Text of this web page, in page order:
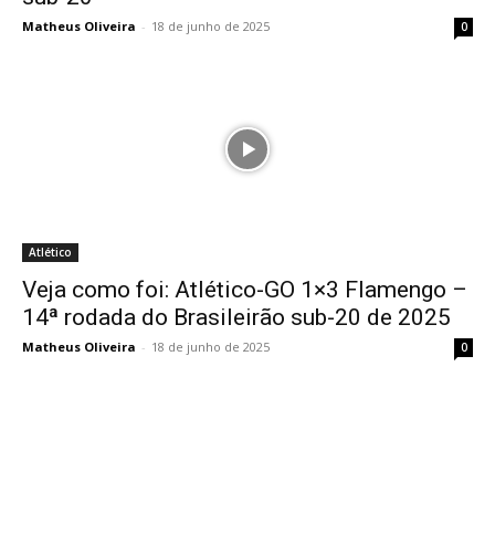
Matheus Oliveira - 18 de junho de 2025 0
Atlético
Veja como foi: Atlético-GO 1×3 Flamengo –
14ª rodada do Brasileirão sub-20 de 2025
Matheus Oliveira - 18 de junho de 2025 0